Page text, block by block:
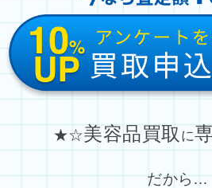
★☆美容品買取 に
だから…